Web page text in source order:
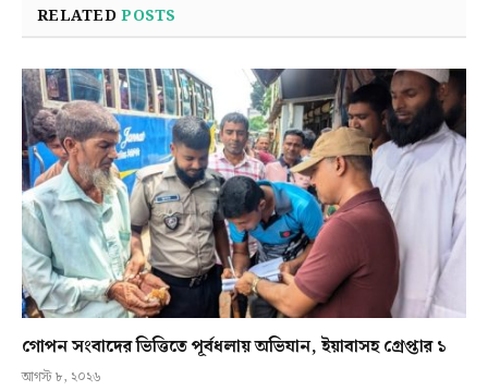
RELATEDPOSTS
গোপন সংবাদের ভিত্তিতে পূর্বধলায় অভিযান, ইয়াবাসহ গ্রেপ্তার ১
আগস্ট ৮, ২০২৬